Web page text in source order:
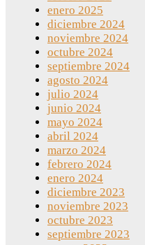
enero 2025
diciembre 2024
noviembre 2024
octubre 2024
septiembre 2024
agosto 2024
julio 2024
junio 2024
mayo 2024
abril 2024
marzo 2024
febrero 2024
enero 2024
diciembre 2023
noviembre 2023
octubre 2023
septiembre 2023